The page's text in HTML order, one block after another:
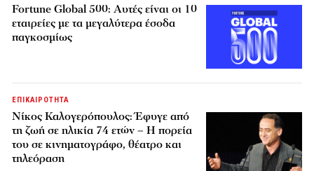
Fortune Global 500: Αυτές είναι οι 10
εταιρείες με τα μεγαλύτερα έσοδα
παγκοσμίως
ΕΠΙΚΑΙΡΟΤΗΤΑ
Νίκος Καλογερόπουλος: Έφυγε από
τη ζωή σε ηλικία 74 ετών – Η πορεία
του σε κινηματογράφο, θέατρο και
τηλεόραση